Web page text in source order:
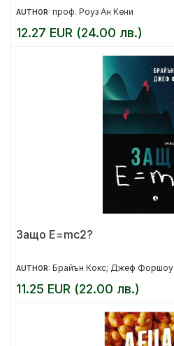
AUTHOR: проф. Роуз Ан Кени
12.27 EUR (24.00 лв.)
Защо E=mc2?
AUTHOR: Брайън Кокс; Джеф Форшоу
11.25 EUR (22.00 лв.)